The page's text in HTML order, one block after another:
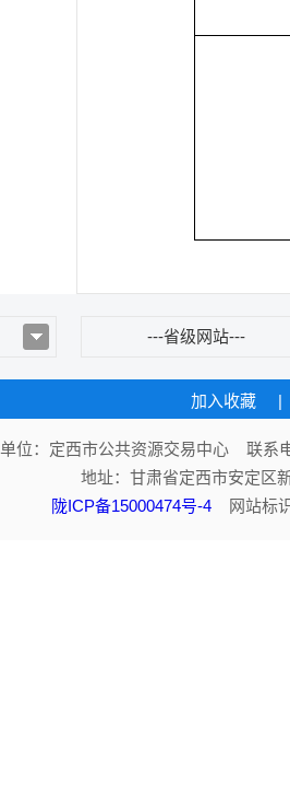
---省级网站---
加入收藏 |
位：定西市公共资源交易中心 联系
地址：甘肃省定西市安定
陇ICP备15000474号-4 网站标